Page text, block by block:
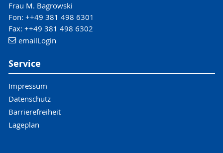
Frau M. Bagrowski
Fon: ++49 381 498 6301
Fax: ++49 381 498 6302
emailLogin
Service
Impressum
Datenschutz
Barrierefreiheit
Lageplan